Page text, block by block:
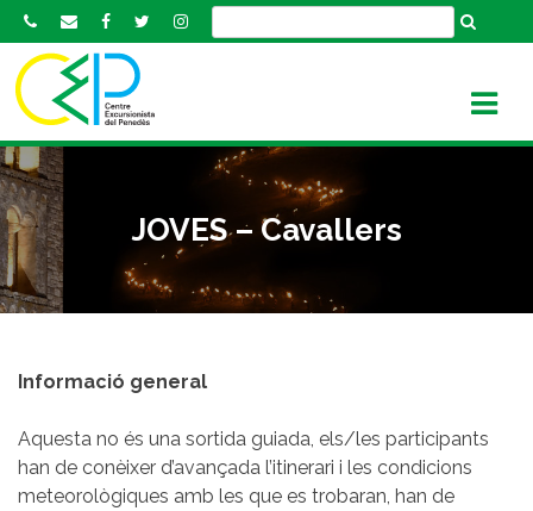
k
o
c
o
n
t
e
JOVES – Cavallers
Informació general
Aquesta no és una sortida guiada, els/les participants
han de conèixer d’avançada l’itinerari i les condicions
meteorològiques amb les que es trobaran, han de